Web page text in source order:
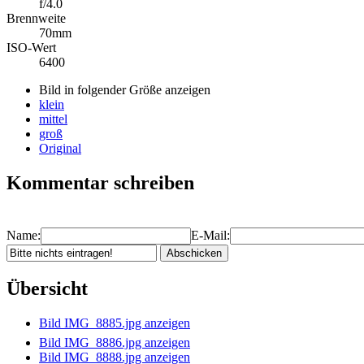
f/4.0
Brennweite
70mm
ISO-Wert
6400
Bild in folgender Größe anzeigen
klein
mittel
groß
Original
Kommentar schreiben
Name: E-Mail:
Übersicht